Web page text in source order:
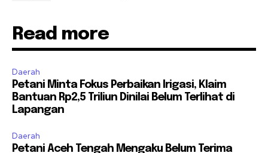
Read more
Daerah
Petani Minta Fokus Perbaikan Irigasi, Klaim
Bantuan Rp2,5 Triliun Dinilai Belum Terlihat di
Lapangan
Daerah
Petani Aceh Tengah Mengaku Belum Terima